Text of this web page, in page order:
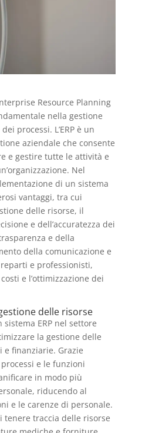
Resource Planning
nella gestione
processi. L’ERP è un
aziendale che consente
e gestire tutte le attività e
Nel
di un sistema
vantaggi, tra cui
delle risorse, il
e dell’accuratezza dei
e della
della comunicazione e
e professionisti,
e l’ottimizzazione dei
delle risorse
sistema ERP nel settore
la gestione delle
finanziarie. Grazie
e le funzioni
in modo più
riducendo al
e le carenze di personale.
tenere traccia delle risorse